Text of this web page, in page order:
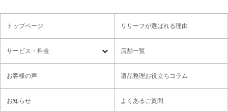
トップページ リリーフが選ばれる理由
サービス・料金
遺品整理 残置物撤去
特殊清掃・孤独死 ゴミ屋敷・モノ屋敷
店舗一覧
お客様の声 遺品整理お役立ちコラム
お知らせ よくあるご質問